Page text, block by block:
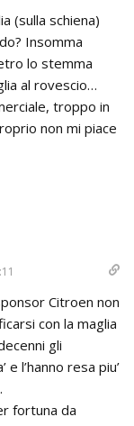
(sulla schiena)
Insomma
lo stemma
al rovescio…
troppo in
non mi piace
Citroen non
con la maglia
gli
l’hanno resa piu’
fortuna da